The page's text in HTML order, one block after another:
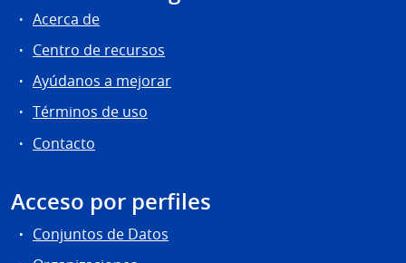
Acerca de
Centro de recursos
Ayúdanos a mejorar
Términos de uso
Contacto
Acceso por perfiles
Conjuntos de Datos